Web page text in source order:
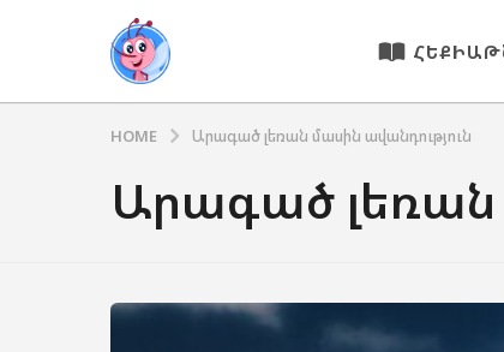
HOME Արագած լեռան մասին ավանդություն
Արագած լեռան